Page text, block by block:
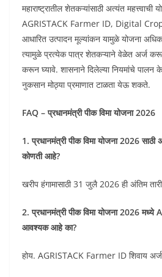
महाराष्ट्रातील शेतकऱ्यांसाठी अत्यंत महत्त्वाची
AGRISTACK Farmer ID, Digital
आधारित उत्पादन मूल्यांकन यामुळे योजना
त्यामुळे प्रत्येक पात्र शेतकऱ्याने वेळेत अर्ज
करून घ्यावे. शासनाने दिलेल्या नियमांचे पालन
नुकसान मोठ्या प्रमाणात टाळता येऊ शकते.
FAQ – प्रधानमंत्री पीक विमा योजना 2026
1. प्रधानमंत्री पीक विमा योजना 2026 साठी
कोणती आहे?
खरीप हंगामासाठी 31 जुलै 2026 ही अंतिम
2. प्रधानमंत्री पीक विमा योजना 2026
आवश्यक आहे का?
होय. AGRISTACK Farmer ID शिवाय अर्ज